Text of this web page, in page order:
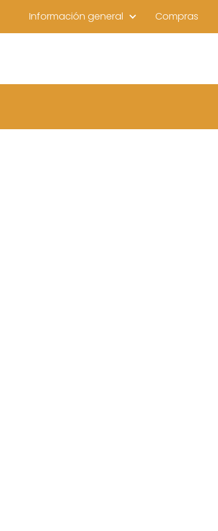
Información general Compras